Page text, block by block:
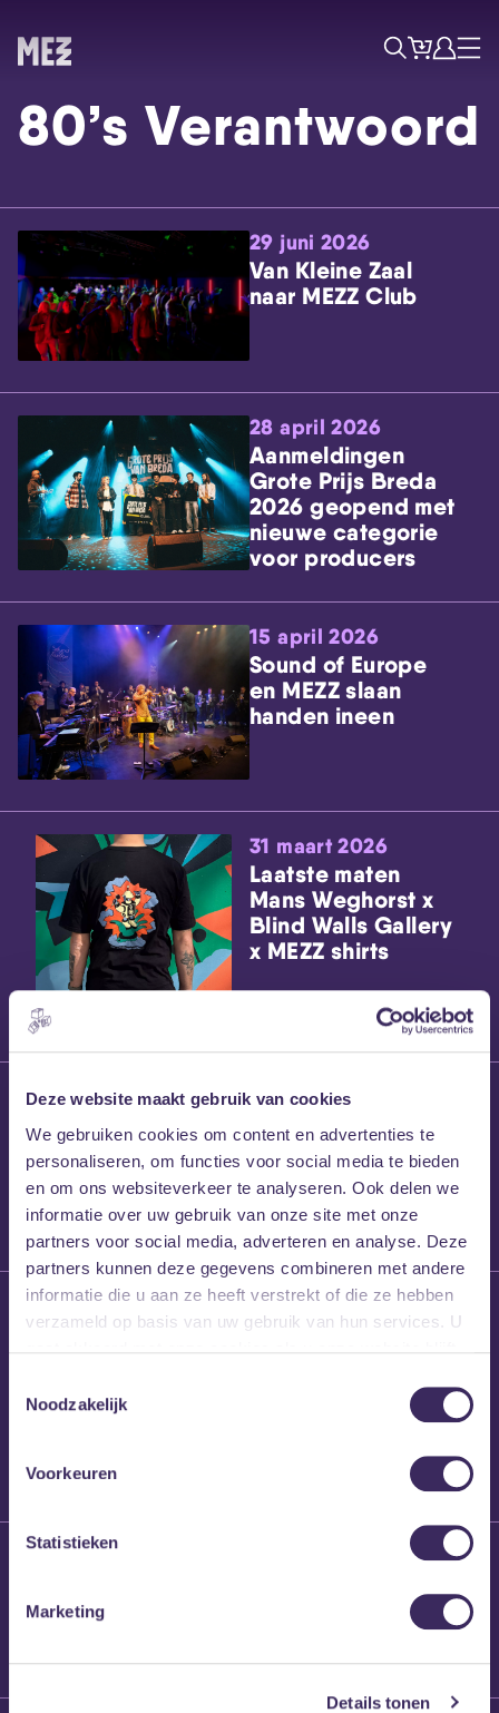
Deze website maakt gebruik van cookies
We gebruiken cookies om content en advertenties te
personaliseren, om functies voor social media te bieden
en om ons websiteverkeer te analyseren. Ook delen we
informatie over uw gebruik van onze site met onze
partners voor social media, adverteren en analyse. Deze
partners kunnen deze gegevens combineren met andere
informatie die u aan ze heeft verstrekt of die ze hebben
verzameld op basis van uw gebruik van hun services. U
Noodzakelijk
Voorkeuren
Statistieken
Marketing
Details tonen
Skip navigatie
ZoekTicketsAccount
Menu
80’s Verantwoord
29 juni 2026
Van Kleine Zaal
naar MEZZ Club
28 april 2026
Aanmeldingen
Grote Prijs Breda
2026 geopend met
nieuwe categorie
voor producers
15 april 2026
Sound of Europe
en MEZZ slaan
handen ineen
31 maart 2026
Laatste maten
Mans Weghorst x
Blind Walls Gallery
x MEZZ shirts
27 maart 2026
Willem’s Blog:
Frans Kalf
26 maart 2026
Willem’s Blog: High
Brennt Vanneste